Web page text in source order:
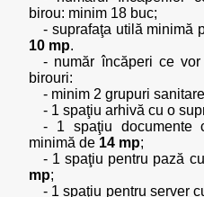
birou: minim 18 buc;
- suprafaţa utilă minimă
10 mp.
- număr încăperi ce
birouri:
- minim 2 grupuri
- 1 spaţiu arhivă cu o
- 1 spaţiu documente
minimă de 14 mp;
- 1 spaţiu pentru pază
mp;
- 1 spaţiu pentru server